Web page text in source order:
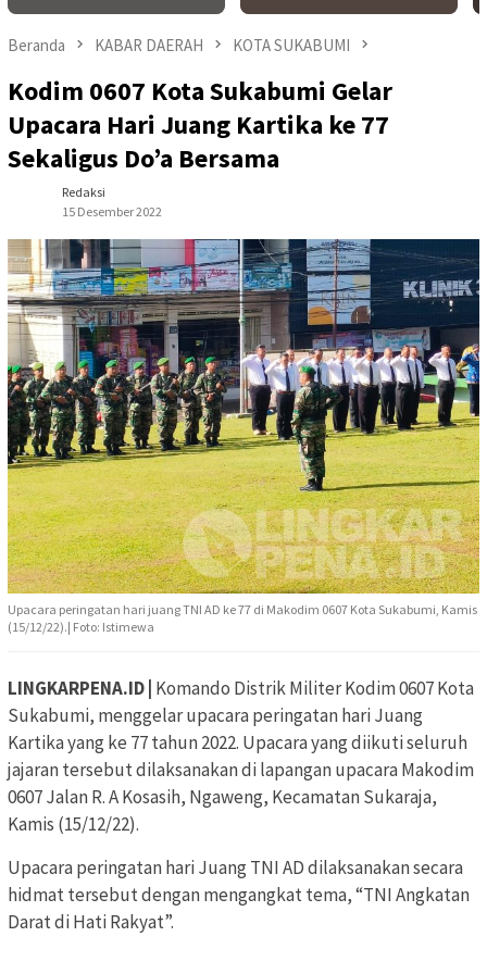
Beranda KABAR DAERAH KOTA SUKABUMI
Kodim 0607 Kota Sukabumi Gelar
Upacara Hari Juang Kartika ke 77
Sekaligus Do’a Bersama
Redaksi
15 Desember 2022
Upacara peringatan hari juang TNI AD ke 77 di Makodim 0607 Kota Sukabumi, Kamis
(15/12/22).| Foto: Istimewa
LINGKARPENA.ID | Komando Distrik Militer Kodim 0607 Kota
Sukabumi, menggelar upacara peringatan hari Juang
Kartika yang ke 77 tahun 2022. Upacara yang diikuti seluruh
jajaran tersebut dilaksanakan di lapangan upacara Makodim
0607 Jalan R. A Kosasih, Ngaweng, Kecamatan Sukaraja,
Kamis (15/12/22).
Upacara peringatan hari Juang TNI AD dilaksanakan secara
hidmat tersebut dengan mengangkat tema, “TNI Angkatan
Darat di Hati Rakyat”.